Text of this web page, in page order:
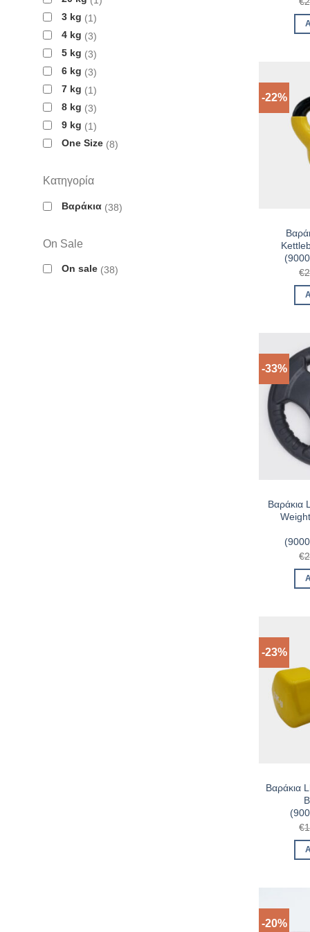
3 kg
1
4 kg
3
5 kg
3
6 kg
3
7 kg
1
8 kg
3
9 kg
1
One Size 8
Κατηγορία
Βαράκια 38
On Sale
On sale 38
-22%
€
-33%
Βαράκια
€
-23%
Βαράκια
€
-20%